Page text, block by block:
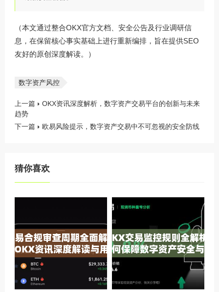
（本文通过整合OKX官方文档、安全公告及行业调研信
息，在保留核心事实基础上进行重新编排，旨在提供SEO
友好的原创深度解读。）
数字资产风控
上一篇
OKX资讯深度解析，数字资产交易平台的创新与未来
趋势
下一篇
欧易风险提示，数字资产交易中不可忽视的安全防线
猜你喜欢